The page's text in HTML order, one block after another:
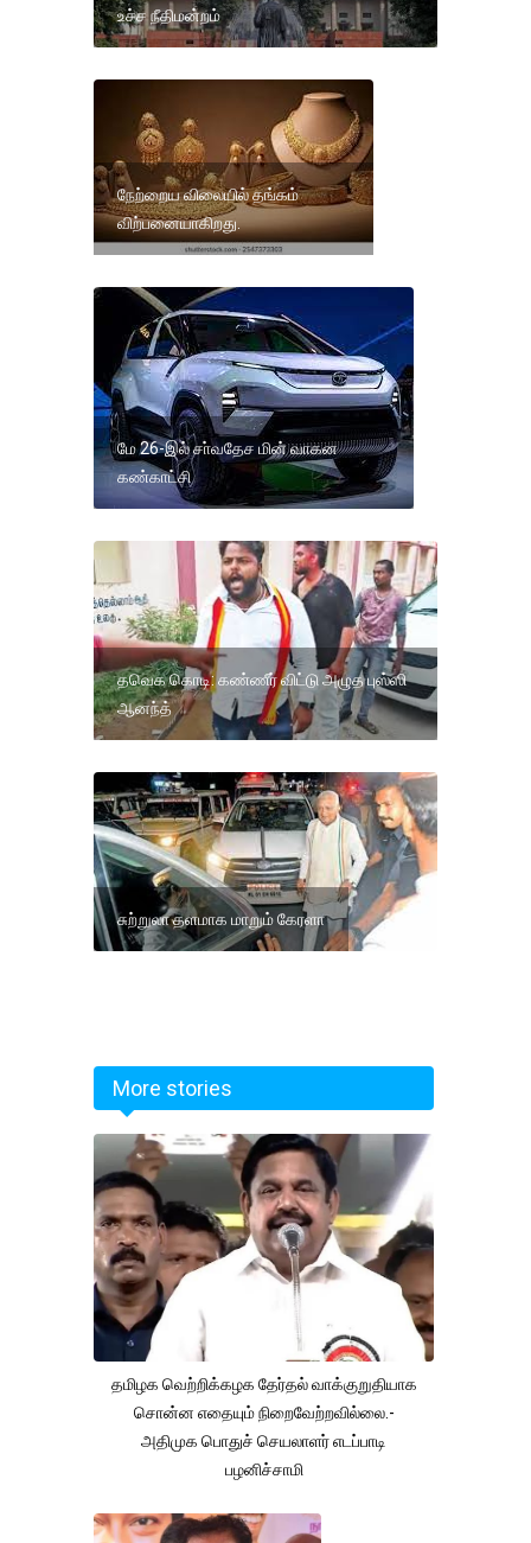
உச்ச நீதிமன்றம்
நேற்றைய விலையில் தங்கம்
விற்பனையாகிறது.
மே 26-இல் சா்வதேச மின் வாகன
கண்காட்சி
தவெக கொடி: கண்ணீர் விட்டு அழுத புஸ்ஸி
ஆனந்த்
சுற்றுலா தளமாக மாறும் கேரளா
More stories
தமிழக வெற்றிக்கழக தேர்தல் வாக்குறுதியாக
சொன்ன எதையும் நிறைவேற்றவில்லை.-
அதிமுக பொதுச் செயலாளர் எடப்பாடி
பழனிச்சாமி